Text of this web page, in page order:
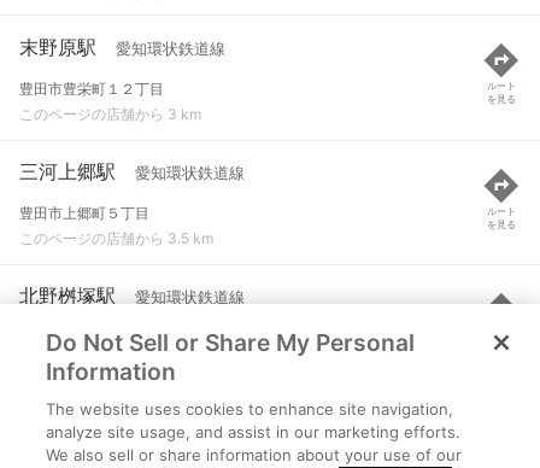
末野原駅 愛知環状鉄道線
豊田市豊栄町１２丁目
このページの店舗から 3 km
ルート
を見る
三河上郷駅 愛知環状鉄道線
豊田市上郷町５丁目
このページの店舗から 3.5 km
ルート
を見る
北野桝塚駅 愛知環状鉄道線
岡崎市北野町字二番訳
このページの店舗から 3.8 km
ルート
を見る
三河豊田駅 愛知環状鉄道線
豊田市トヨタ町
Do Not Sell or Share My Personal
Information
The website uses cookies to enhance site navigation,
analyze site usage, and assist in our marketing efforts.
We also sell or share information about your use of our